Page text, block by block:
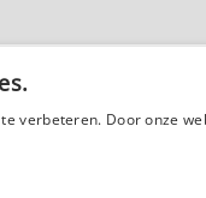
verbeteren. Door onze